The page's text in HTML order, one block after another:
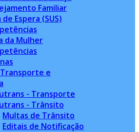
Familiar
de Espera (SUS)
da Mulher
e
- Transporte
- Trânsito
Multas de Trânsito
Editais de Notificação